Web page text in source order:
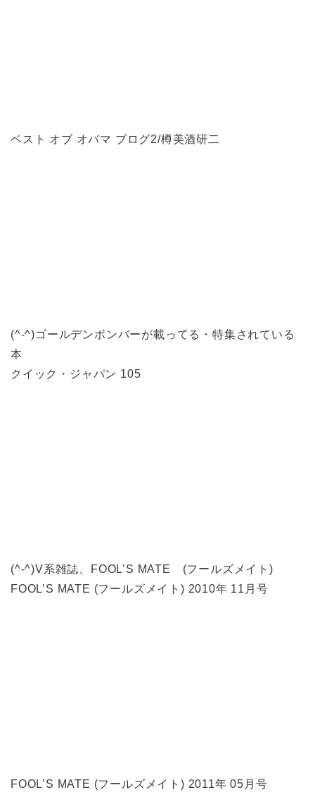
ベスト オブ オバマ ブログ2/樽美酒研二
(^-^)ゴールデンボンバーが載ってる・特集されている
本
クイック・ジャパン 105
(^-^)V系雑誌、FOOL’S MATE (フールズメイト)
FOOL’S MATE (フールズメイト) 2010年 11月号
FOOL’S MATE (フールズメイト) 2011年 05月号